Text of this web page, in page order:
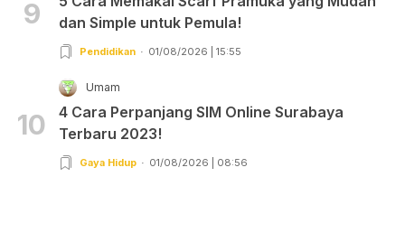
9
dan Simple untuk Pemula!
Pendidikan 01/08/2026 | 15:55
10
Umam
4 Cara Perpanjang SIM Online Surabaya
Terbaru 2023!
Gaya Hidup 01/08/2026 | 08:56